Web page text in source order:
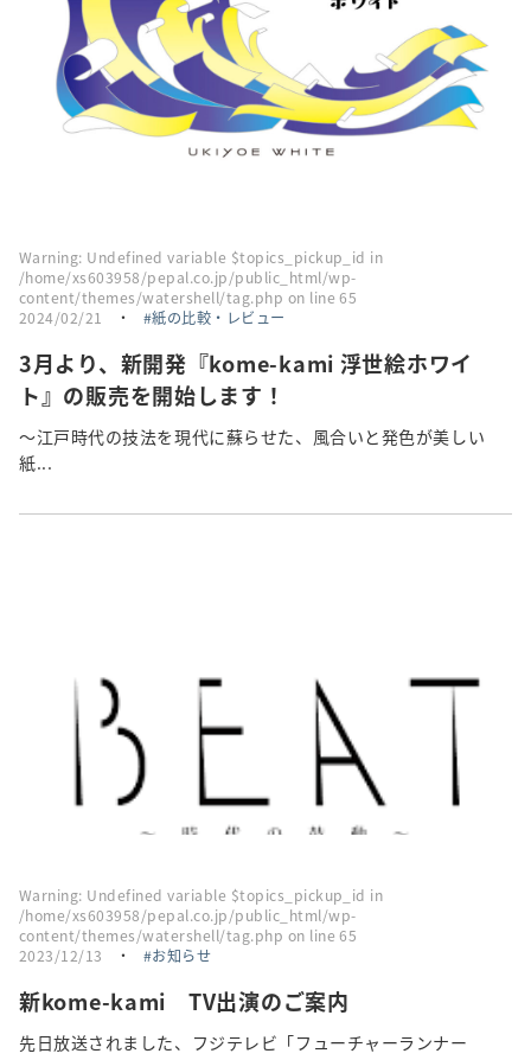
Warning: Undefined variable $topics_pickup_id in
/home/xs603958/pepal.co.jp/public_html/wp-
content/themes/watershell/tag.php on line65
2024/02/21
・ 紙の比較・レビュー
3月より、新開発『kome-kami 浮世絵ホワイ
ト』の販売を開始します！
～江戸時代の技法を現代に蘇らせた、風合いと発色が美しい
紙...
Warning: Undefined variable $topics_pickup_id in
/home/xs603958/pepal.co.jp/public_html/wp-
content/themes/watershell/tag.php on line65
2023/12/13
・ お知らせ
新kome-kami TV出演のご案内
先日放送されました、フジテレビ「フューチャーランナー